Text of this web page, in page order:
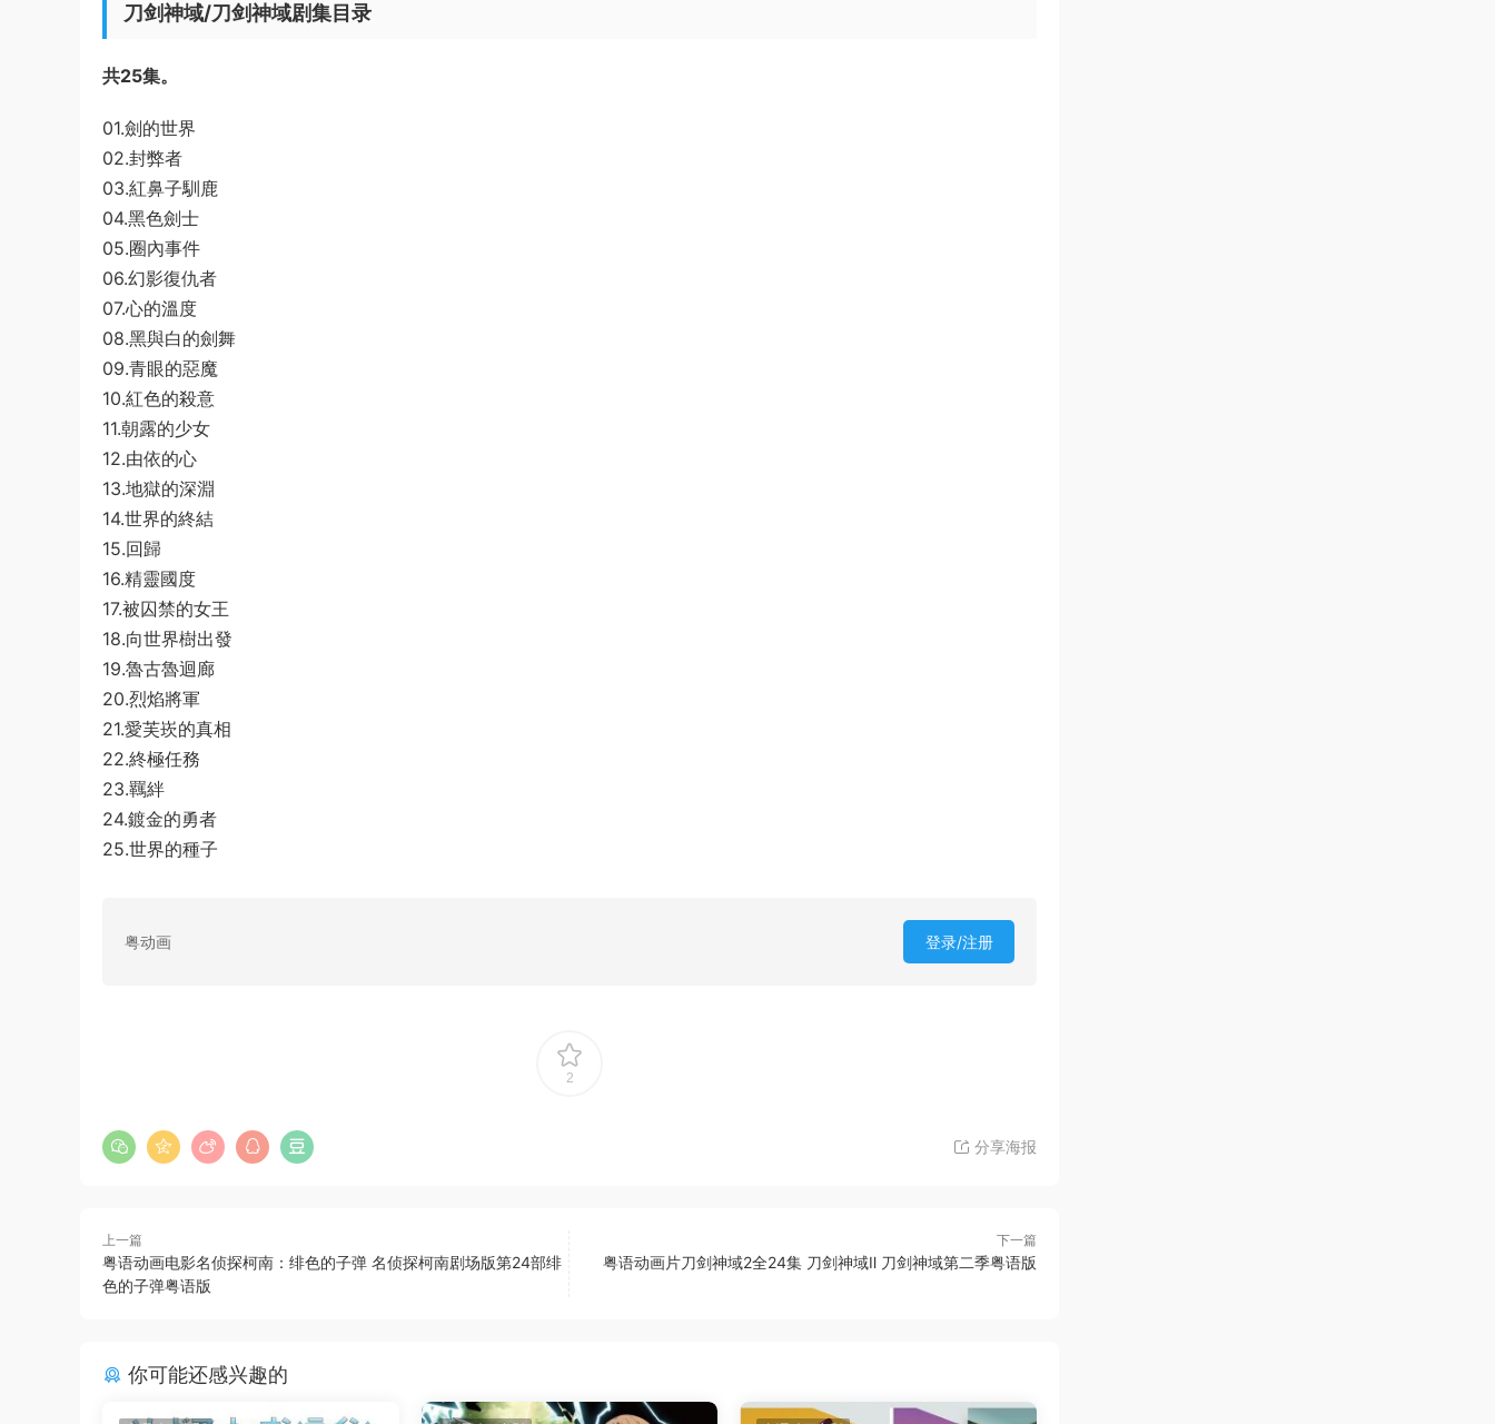
刀剑神域/刀剑神域剧集目录
共25集。
01.劍的世界
02.封弊者
03.紅鼻子馴鹿
04.黑色劍士
05.圈內事件
06.幻影復仇者
07.心的溫度
08.黑與白的劍舞
09.青眼的惡魔
10.紅色的殺意
11.朝露的少女
12.由依的心
13.地獄的深淵
14.世界的終結
15.回歸
16.精靈國度
17.被囚禁的女王
18.向世界樹出發
19.魯古魯迴廊
20.烈焰將軍
21.愛芙崁的真相
22.終極任務
23.羈絆
24.鍍金的勇者
25.世界的種子
粤动画 登录/注册
2
分享海报
上一篇
粤语动画电影名侦探柯南：绯色的子弹 名侦探柯南剧场版第24部绯
色的子弹粤语版
下一篇
粤语动画片刀剑神域2全24集 刀剑神域Ⅱ 刀剑神域第二季粤语版
你可能还感兴趣的